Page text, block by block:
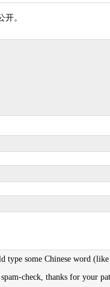
开。
type some Chinese word
check, thanks for your